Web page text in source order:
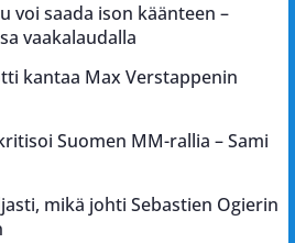
voi saada ison käänteen –
vaakalaudalla
kantaa Max Verstappenin
Suomen MM-rallia – Sami
mikä johti Sebastien Ogierin